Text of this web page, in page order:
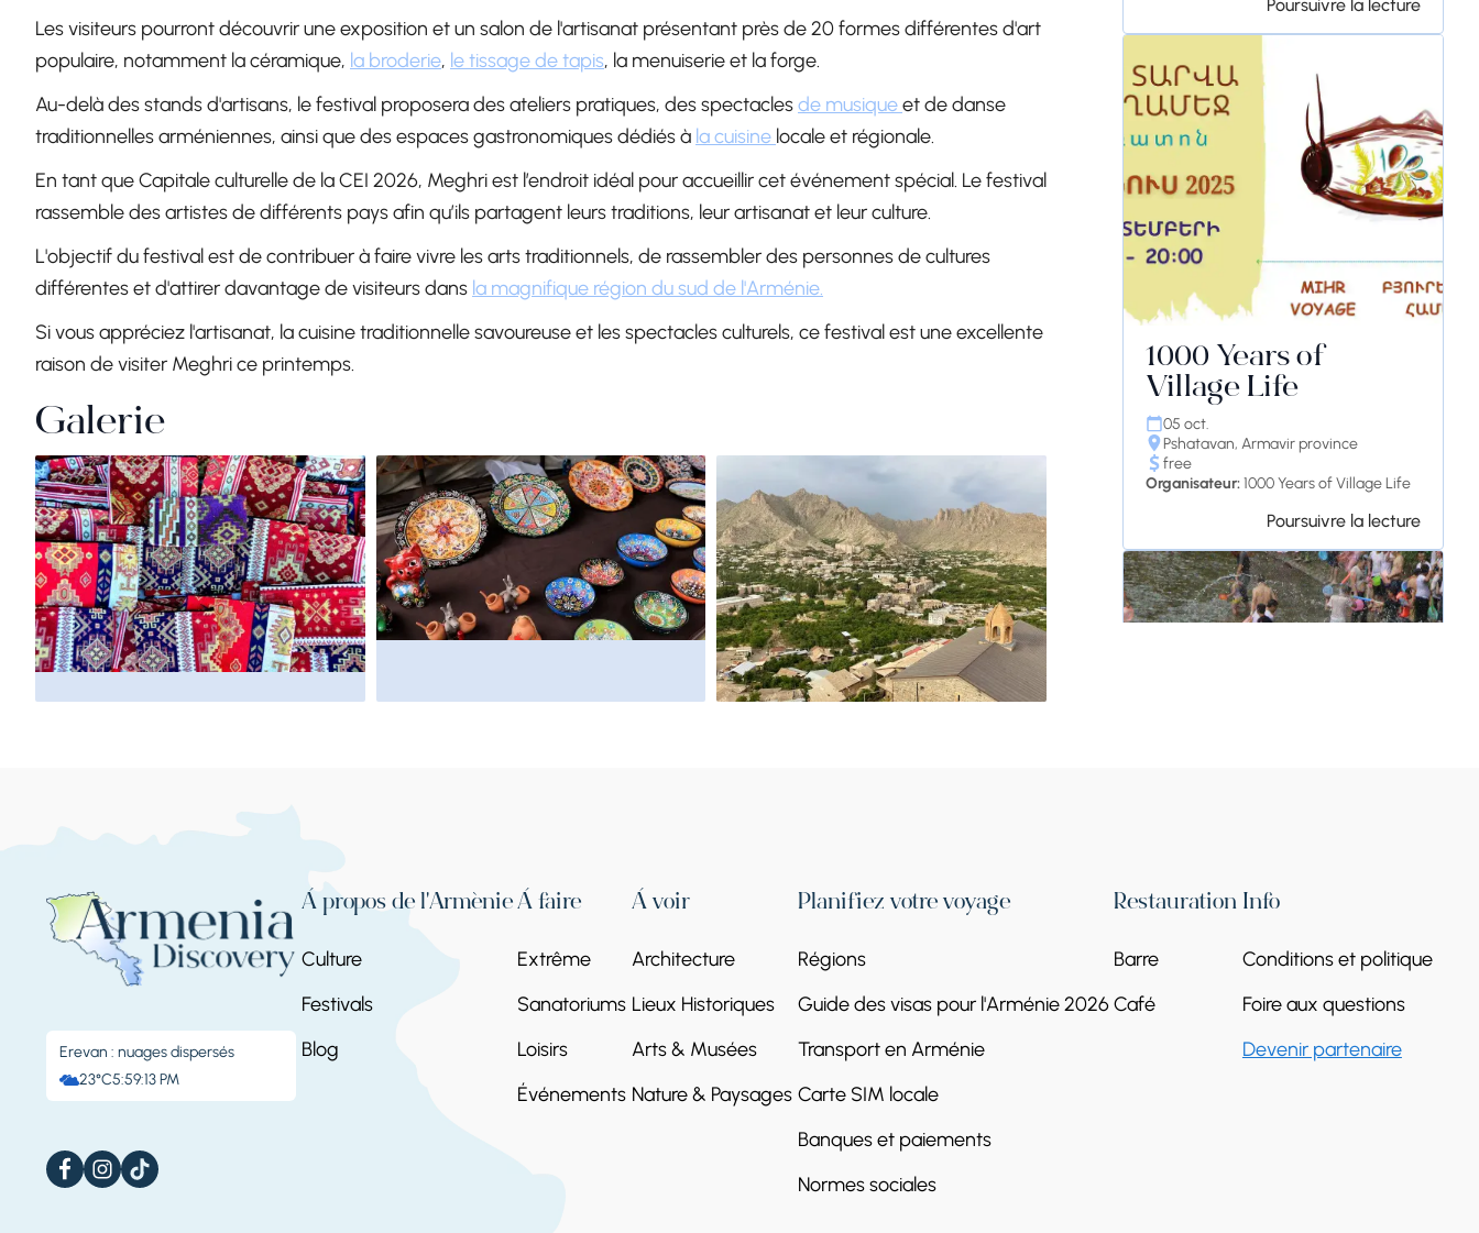
Les visiteurs pourront découvrir une exposition et un salon de l'artisanat présentant près de 20 formes différentes d'art
populaire, notamment la céramique, la broderie, le tissage de tapis, la menuiserie et la forge.
Au-delà des stands d'artisans, le festival proposera des ateliers pratiques, des spectaclesde musiqueet de danse
traditionnelles arméniennes, ainsi que des espaces gastronomiques dédiés à la cuisine locale et régionale.
En tant que Capitale culturelle de la CEI 2026, Meghri est l’endroit idéal pour accueillir cet événement spécial. Le festival
rassemble des artistes de différents pays afin qu’ils partagent leurs traditions, leur artisanat et leur culture.
L'objectif du festival est de contribuer à faire vivre les arts traditionnels, de rassembler des personnes de cultures
différentes et d'attirer davantage de visiteurs dans la magnifique région du sud de l'Arménie.
Si vous appréciez l'artisanat, la cuisine traditionnelle savoureuse et les spectacles culturels, ce festival est une excellente
raison de visiter Meghri ce printemps.
Galerie
Poursuivre la lecture
1000 Years of
Village Life
05 oct.
Pshatavan, Armavir province
free
Organisateur:1000 Years of Village Life
Poursuivre la lecture
festival d'été le plus
Poursuivre la lecture
Erevan : nuages ​​dispersés
23°C5:59:14 PM
À propos de l'Arménie
Culture
Festivals
Blog
À faire
Extrême
Sanatoriums
Loisirs
Événements
À voir
Architecture
Lieux Historiques
Arts & Musées
Nature & Paysages
Planifiez votre voyage
Régions
Guide des visas pour l'Arménie 2026
Transport en Arménie
Carte SIM locale
Banques et paiements
Normes sociales
Restauration
Barre
Café
Info
Conditions et politique
Foire aux questions
Devenir partenaire